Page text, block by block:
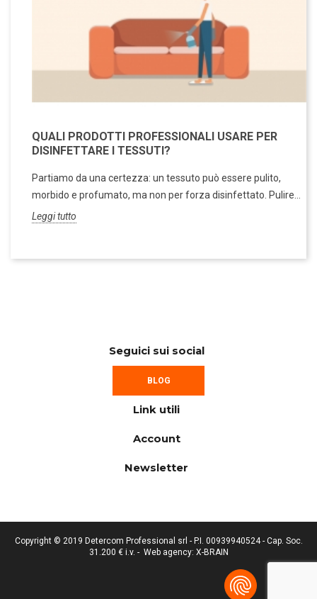
QUALI PRODOTTI PROFESSIONALI USARE PER
DISINFETTARE I TESSUTI?
Partiamo da una certezza: un tessuto può essere pulito,
morbido e profumato, ma non per forza disinfettato. Pulire...
Leggi tutto
Seguici sui social
BLOG
Link utili
Account
Newsletter
Copyright © 2019 Detercom Professional srl - P.I. 00939940524 - Cap. Soc.
31.200 € i.v. - Web agency: X-BRAIN